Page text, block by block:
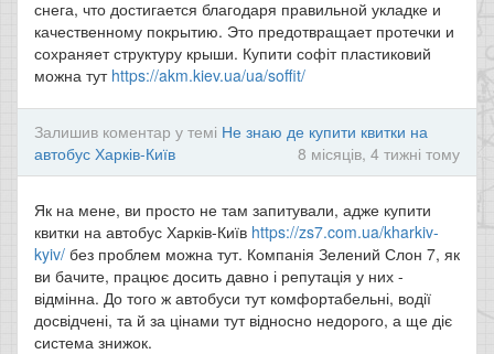
снега, что достигается благодаря правильной укладке и
качественному покрытию. Это предотвращает протечки и
сохраняет структуру крыши. Купити софіт пластиковий
можна тут https://akm.kiev.ua/ua/soffit/
Залишив коментар у темі Не знаю де купити квитки на
автобус Харків-Київ
8 місяців, 4 тижні тому
Як на мене, ви просто не там запитували, адже купити
квитки на автобус Харків-Київ https://zs7.com.ua/kharkiv-
kyiv/ без проблем можна тут. Компанія Зелений Слон 7, як
ви бачите, працює досить давно і репутація у них -
відмінна. До того ж автобуси тут комфортабельні, водії
досвідчені, та й за цінами тут відносно недорого, а ще діє
система знижок.